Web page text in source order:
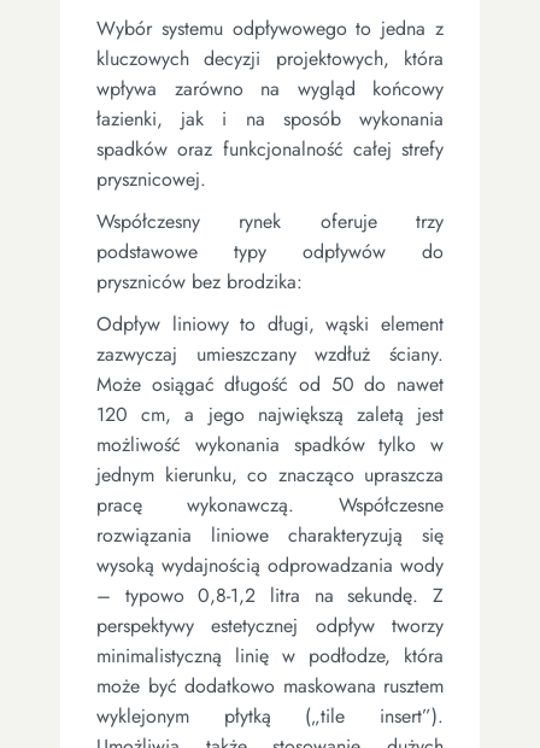
Wybór systemu odpływowego to jedna z
kluczowych decyzji projektowych, która
wpływa zarówno na wygląd końcowy
łazienki, jak i na sposób wykonania
spadków oraz funkcjonalność całej strefy
prysznicowej.
Współczesny rynek oferuje trzy
podstawowe typy odpływów do
pryszniców bez brodzika:
Odpływ liniowy to długi, wąski element
zazwyczaj umieszczany wzdłuż ściany.
Może osiągać długość od 50 do nawet
120 cm, a jego największą zaletą jest
możliwość wykonania spadków tylko w
jednym kierunku, co znacząco upraszcza
pracę wykonawczą. Współczesne
rozwiązania liniowe charakteryzują się
wysoką wydajnością odprowadzania wody
– typowo 0,8-1,2 litra na sekundę. Z
perspektywy estetycznej odpływ tworzy
minimalistyczną linię w podłodze, która
może być dodatkowo maskowana rusztem
wyklejonym płytką („tile insert”).